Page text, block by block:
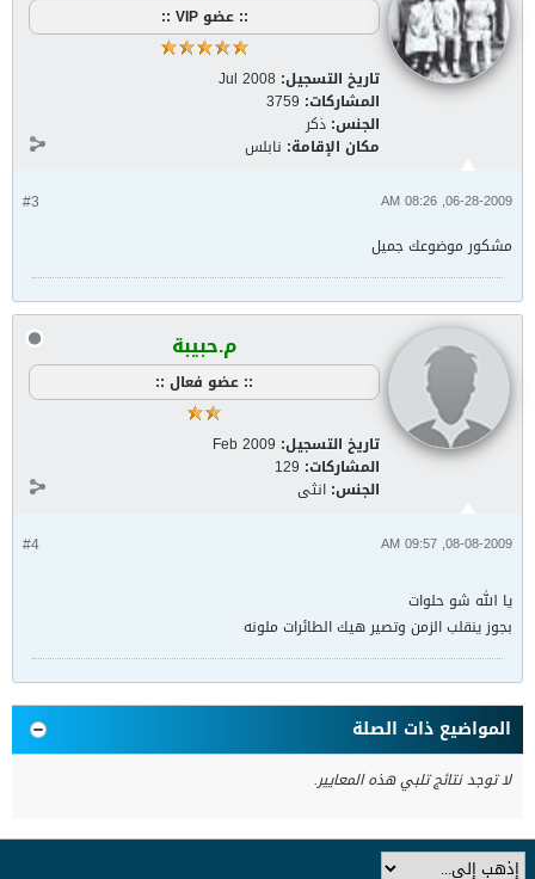
:: عضو VIP ::
تاريخ التسجيل: Jul 2008
المشاركات: 3759
الجنس: ذكر
مكان الإقامة: نابلس
#3 06-28-2009, 08:26 AM
مشكور موضوعك جميل
م.حبيبة
:: عضو فعال ::
تاريخ التسجيل: Feb 2009
المشاركات: 129
الجنس: انثى
#4 08-08-2009, 09:57 AM
يا الله شو حلوات
بجوز ينقلب الزمن وتصير هيك الطائرات ملونه
المواضيع ذات الصلة
لا توجد نتائج تلبي هذه المعايير.